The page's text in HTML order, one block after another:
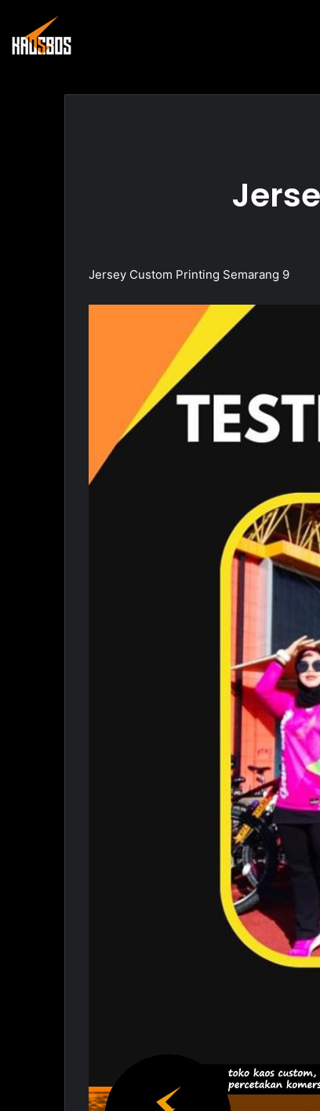
Jersey Custom Printing Semarang 9